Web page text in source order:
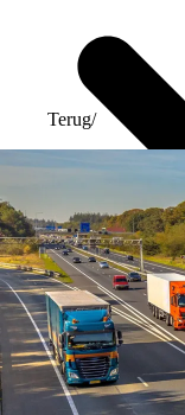
Auto Diensten
Terug/